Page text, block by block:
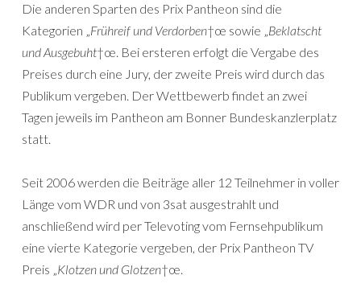
Die anderen Sparten des Prix Pantheon sind die
Kategorien „Frühreif und Verdorben†œ sowie „Beklatscht
und Ausgebuht†œ. Bei ersteren erfolgt die Vergabe des
Preises durch eine Jury, der zweite Preis wird durch das
Publikum vergeben. Der Wettbewerb findet an zwei
Tagen jeweils im Pantheon am Bonner Bundeskanzlerplatz
statt.
Seit 2006 werden die Beiträge aller 12 Teilnehmer in voller
Länge vom WDR und von 3sat ausgestrahlt und
anschließend wird per Televoting vom Fernsehpublikum
eine vierte Kategorie vergeben, der Prix Pantheon TV
Preis „Klotzen und Glotzen†œ.